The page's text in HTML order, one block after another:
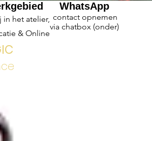
in het atelier,
& Online
WhatsApp
contact opnemen
via chatbox (onder)